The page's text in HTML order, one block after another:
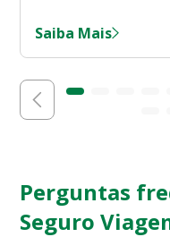
Saiba Mais
Perguntas
Seguro